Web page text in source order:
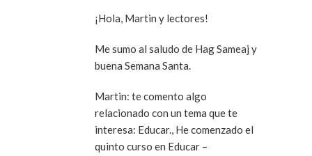
¡Hola, Martin y lectores!
Me sumo al saludo de Hag Sameaj y
buena Semana Santa.
Martin: te comento algo
relacionado con un tema que te
interesa: Educar., He comenzado el
quinto curso en Educar –